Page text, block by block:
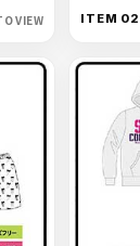
VIEW ITEM 02